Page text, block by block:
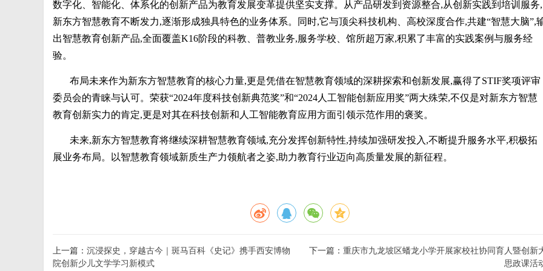
数字化、智能化、体系化的创新产品为教育发展变革提供坚实支撑。从产品研发到资源整合,从创新实践到培训服务,
新东方智慧教育不断发力,逐渐形成独具特色的业务体系。同时,它与顶尖科技机构、高校深度合作,共建“智慧大脑”,
出智慧教育创新产品,全面覆盖K16阶段的科教、普教业务,服务学校、馆所超万家,积累了丰富的实践案例与服务经
验。
布局未来作为新东方智慧教育的核心力量,更是凭借在智慧教育领域的深耕探索和创新发展,赢得了STIF奖项评审
委员会的青睐与认可。荣获“2024年度科技创新典范奖”和“2024人工智能创新应用奖”两大殊荣,不仅是对新东方智慧
教育创新实力的肯定,更是对其在科技创新和人工智能教育应用方面引领示范作用的褒奖。
未来,新东方智慧教育将继续深耕智慧教育领域,充分发挥创新特性,持续加强研发投入,不断提升服务水平,积极拓
展业务布局。以智慧教育领域新质生产力领航者之姿,助力教育行业迈向高质量发展的新征程。
上一篇： 沉浸探史，穿越古今｜斑马百科《史记》携手西安博物
院创新少儿文学学习新模式
下一篇：重庆市九龙坡区蟠龙小学开展家校社协同育人暨创新
思政课活